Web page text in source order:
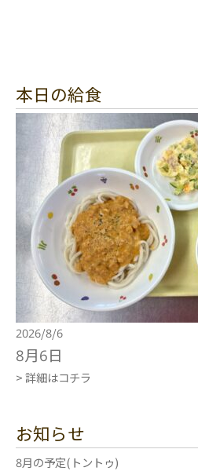
本日の給食
2026/8/6
8月6日
> 詳細はコチラ
お知らせ
8月の予定(トントゥ)